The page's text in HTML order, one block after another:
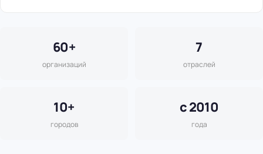
60+
организаций
7
отраслей
10+
городов
с 2010
года